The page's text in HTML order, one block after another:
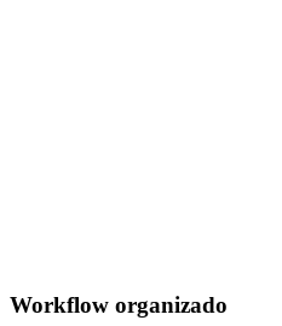
Workflow organizado